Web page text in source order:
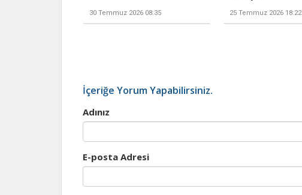
30 Temmuz 2026 08:35 25 Temmuz 2026 18:22
İçeriğe Yorum Yapabilirsiniz.
Adınız
E-posta Adresi